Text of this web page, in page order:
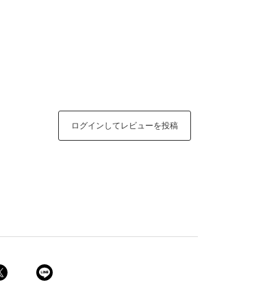
ログインしてレビューを投稿